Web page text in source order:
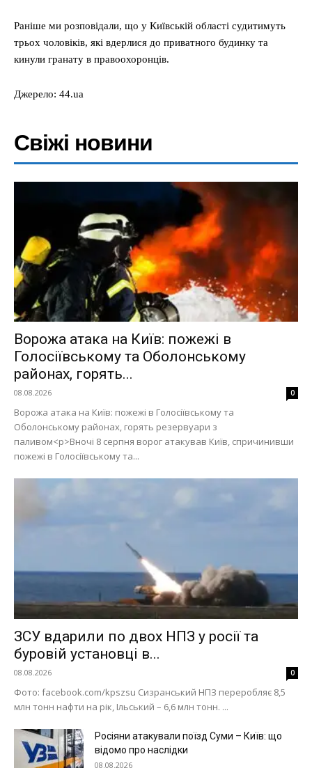
Меню
Київ
Раніше ми розповідали, що у Київській області судитимуть
трьох чоловіків, які вдерлися до приватного будинку та
кинули гранату в правоохоронців.
Джерело: 44.ua
Свіжі новини
Ворожа атака на Київ: пожежі в
Голосіївському та Оболонському
районах, горять...
08.08.2026 0
Ворожа атака на Київ: пожежі в Голосіївському та
Оболонському районах, горять резервуари з
паливом<p>Вночі 8 серпня ворог атакував Київ, спричинивши
пожежі в Голосіївському та...
ЗСУ вдарили по двох НПЗ у росії та
буровій установці в...
08.08.2026 0
Фото: facebook.com/kpszsu Сизранський НПЗ переробляє 8,5
млн тонн нафти на рік, Ільський – 6,6 млн тонн. ...
Росіяни атакували поїзд Суми – Київ: що
відомо про наслідки
08.08.2026